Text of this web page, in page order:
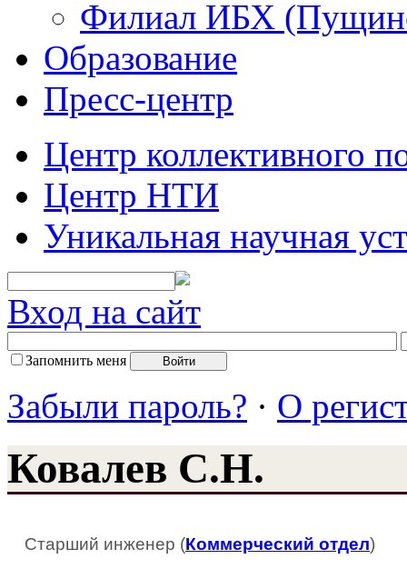
Филиал ИБХ
Образование
Пресс-центр
Центр коллективного
Центр НТИ
Уникальная научная
Вход на сайт
Запомнить меня
Забыли пароль? · О
Ковалев С.Н.
Старший инженер (Коммерческий отдел)